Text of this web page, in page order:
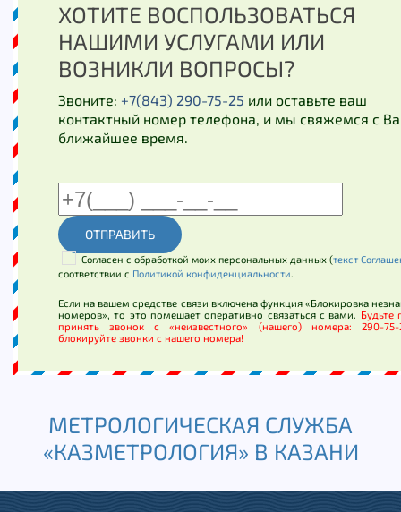
ХОТИТЕ ВОСПОЛЬЗОВАТЬСЯ
НАШИМИ УСЛУГАМИ ИЛИ
ВОЗНИКЛИ ВОПРОСЫ?
Звоните: +7(843) 290-75-25 или оставьте ваш
контактный номер телефона, и мы свяжемся с
ближайшее время.
ОТПРАВИТЬ
Согласен с обработкой моих персональных данных (текст
соответствии с Политикой конфиденциальности.
Если на вашем средстве связи включена функция «Блокировка
номеров», то это помешает оперативно связаться с вами. Будьте
принять звонок с «неизвестного» (нашего) номера: 290-
блокируйте звонки с нашего номера!
МЕТРОЛОГИЧЕСКАЯ СЛУЖБА
«КАЗМЕТРОЛОГИЯ» В КАЗАНИ